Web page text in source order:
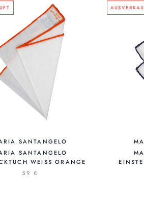
SANTANGELO
SANTANGELO
WEISS ORANGE
59 €